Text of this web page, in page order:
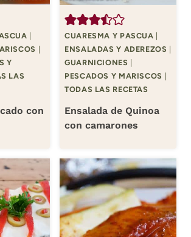
Y
LAS
con
CUARESMA Y PASCUA
ENSALADAS Y ADEREZOS
GUARNICIONES
PESCADOS Y MARISCOS
TODAS LAS RECETAS
Ensalada de Quinoa
con camarones